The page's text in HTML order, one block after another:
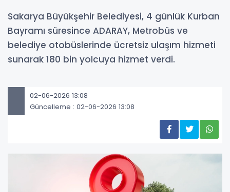
Sakarya Büyükşehir Belediyesi, 4 günlük Kurban
Bayramı süresince ADARAY, Metrobüs ve
belediye otobüslerinde ücretsiz ulaşım hizmeti
sunarak 180 bin yolcuya hizmet verdi.
02-06-2026 13:08
Güncelleme : 02-06-2026 13:08